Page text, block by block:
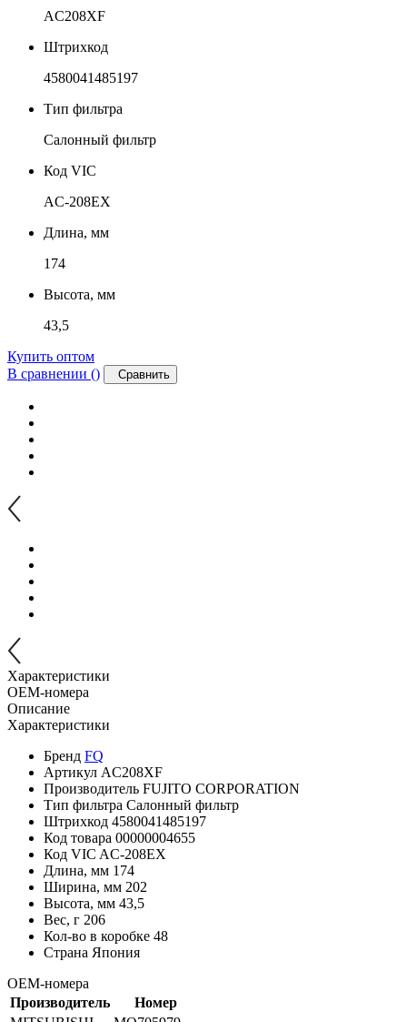
AC208XF
Штрихкод
4580041485197
Тип фильтра
Салонный фильтр
Код VIC
AC-208EX
Длина, мм
174
Высота, мм
43,5
Купить оптом
В сравнении () Сравнить
Характеристики
OEM-номера
Описание
Характеристики
Бренд FQ
Артикул AC208XF
Производитель FUJITO CORPORATION
Тип фильтра Салонный фильтр
Штрихкод 4580041485197
Код товара 00000004655
Код VIC AC-208EX
Длина, мм 174
Ширина, мм 202
Высота, мм 43,5
Вес, г 206
Кол-во в коробке 48
Страна Япония
OEM-номера
Производитель
Номер